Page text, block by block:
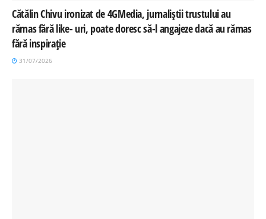
Cătălin Chivu ironizat de 4GMedia, jurnaliștii trustului au
rămas fără like- uri, poate doresc să-l angajeze dacă au rămas
fără inspirație
31/07/2026